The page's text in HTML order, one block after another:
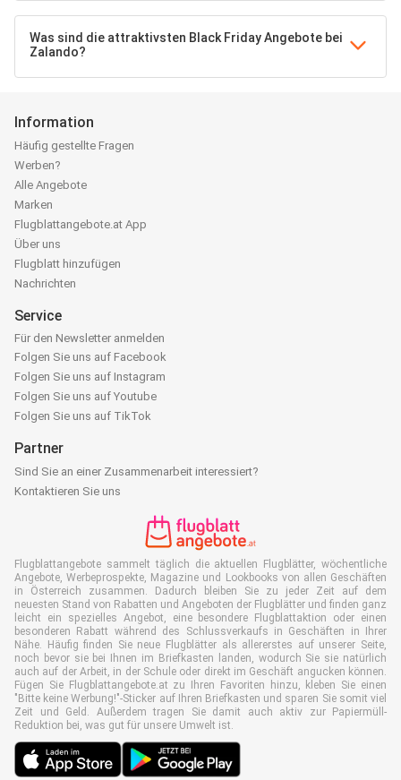
Was sind die attraktivsten Black Friday Angebote bei
Zalando?
Information
Häufig gestellte Fragen
Werben?
Alle Angebote
Marken
Flugblattangebote.at App
Über uns
Flugblatt hinzufügen
Nachrichten
Service
Für den Newsletter anmelden
Folgen Sie uns auf Facebook
Folgen Sie uns auf Instagram
Folgen Sie uns auf Youtube
Folgen Sie uns auf TikTok
Partner
Sind Sie an einer Zusammenarbeit interessiert?
Kontaktieren Sie uns
Flugblattangebote sammelt täglich die aktuellen Flugblätter, wöchentliche
Angebote, Werbeprospekte, Magazine und Lookbooks von allen Geschäften
in Österreich zusammen. Dadurch bleiben Sie zu jeder Zeit auf dem
neuesten Stand von Rabatten und Angeboten der Flugblätter und finden ganz
leicht ein spezielles Angebot, eine besondere Flugblattaktion oder einen
besonderen Rabatt während des Schlussverkaufs in Geschäften in Ihrer
Nähe. Häufig finden Sie neue Flugblätter als allererstes auf unserer Seite,
noch bevor sie bei Ihnen im Briefkasten landen, wodurch Sie sie natürlich
auch auf der Arbeit, in der Schule oder direkt im Geschäft angucken können.
Fügen Sie Flugblattangebote.at zu Ihren Favoriten hinzu, kleben Sie einen
"Bitte keine Werbung!"-Sticker auf Ihren Briefkasten und sparen Sie somit viel
Zeit und Geld. Außerdem tragen Sie damit auch aktiv zur Papiermüll-
Reduktion bei, was gut für unsere Umwelt ist.